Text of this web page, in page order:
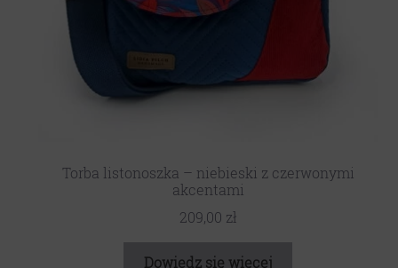
Torba listonoszka – niebieski z czerwonymi
akcentami
209,00 zł
Dowiedz się więcej